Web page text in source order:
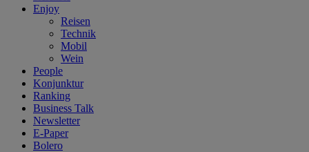
Enjoy
Reisen
Technik
Mobil
Wein
People
Konjunktur
Ranking
Business Talk
Newsletter
E-Paper
Bolero